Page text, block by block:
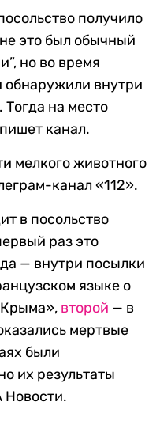
получило
это был обычный
но во время
обнаружили внутри
на место
канал.
мелкого животного
канал «112».
в посольство
раз это
— внутри посылки
языке о
Крыма», второй — в
мертвые
были
их результаты
Новости.